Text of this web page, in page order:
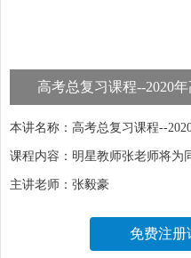
高考总复习课程--2020
本讲名称： 高考总复习课程--
课程内容：
主讲老师： 张毅豪
免费注册